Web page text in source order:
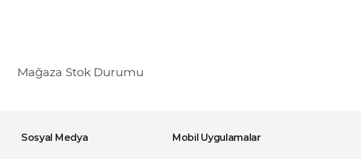
Mağaza Stok Durumu
Sosyal Medya Mobil Uygulamalar